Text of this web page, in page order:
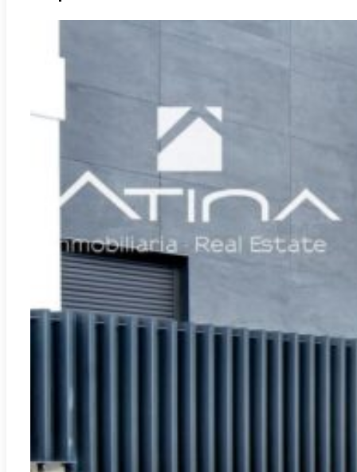
Jávea - Xàbia REF:A-3225C
Appartement lumineux de 2 chambres à coucher à
quelques pas de la mer
699.000€